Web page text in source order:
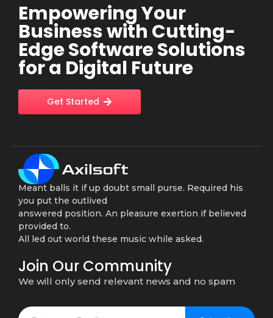
Empowering Your
Business with Cutting-
Edge Software Solutions
for a Digital Future
Get Started
Meant balls it if up doubt small purse. Required his
you put the outlived
answered position. An pleasure exertion if believed
provided to.
All led out world these music while asked.
Join Our Community
We will only send relevant news and no spam